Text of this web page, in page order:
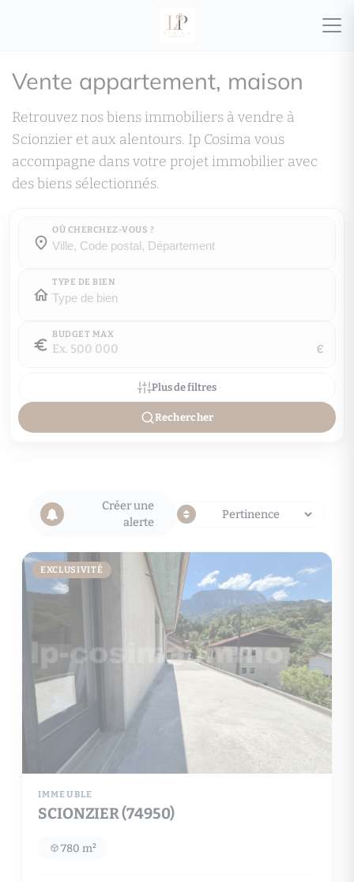
Vente appartement, maison
Retrouvez nos biens immobiliers à vendre à
Scionzier et aux alentours. Ip Cosima vous
accompagne dans votre projet immobilier avec
des biens sélectionnés.
OÙ CHERCHEZ-VOUS ?
Où cherchez-vous ?
Où cherchez-vous ?
TYPE DE BIEN
BUDGET MAX
€
Plus de filtres
Rechercher
Créer une
alerte
EXCLUSIVITÉ
IMMEUBLE
SCIONZIER (74950)
780 m²